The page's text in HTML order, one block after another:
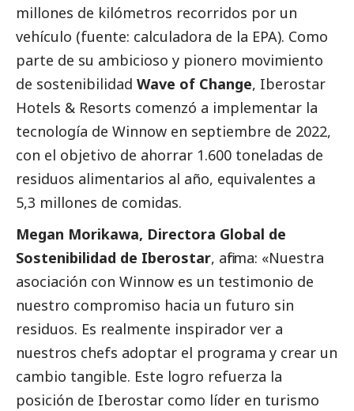
millones de kilómetros recorridos por un
vehículo (fuente: calculadora de la EPA). Como
parte de su ambicioso y pionero movimiento
de sostenibilidad Wave of Change, Iberostar
Hotels & Resorts comenzó a implementar la
tecnología de Winnow en septiembre de 2022,
con el objetivo de ahorrar 1.600 toneladas de
residuos alimentarios al año, equivalentes a
5,3 millones de comidas.
Megan Morikawa, Directora Global de
Sostenibilidad de Iberostar, afirma: «Nuestra
asociación con Winnow es un testimonio de
nuestro compromiso hacia un futuro sin
residuos. Es realmente inspirador ver a
nuestros chefs adoptar el programa y crear un
cambio tangible. Este logro refuerza la
posición de Iberostar como líder en turismo